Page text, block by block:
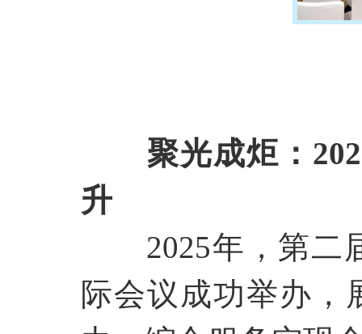
聚光成炬：
升
2025年，第二
际会议成功举办，